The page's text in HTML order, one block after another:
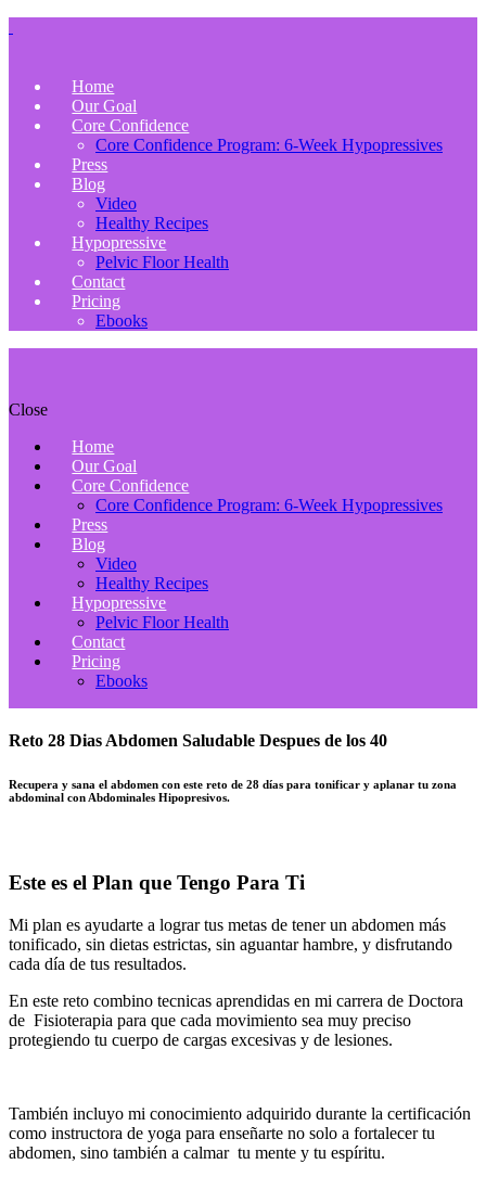
Home
Our Goal
Core Confidence
Core Confidence Program: 6-Week Hypopressives
Press
Blog
Video
Healthy Recipes
Hypopressive
Pelvic Floor Health
Contact
Pricing
Ebooks
Close
Home
Our Goal
Core Confidence
Core Confidence Program: 6-Week Hypopressives
Press
Blog
Video
Healthy Recipes
Hypopressive
Pelvic Floor Health
Contact
Pricing
Ebooks
Reto 28 Dias Abdomen Saludable Despues de los 40
Recupera y sana el abdomen con este reto de 28 días para tonificar y aplanar tu zona
abdominal con Abdominales Hipopresivos.
Este es el Plan que Tengo Para Ti
Mi plan es ayudarte a lograr tus metas de tener un abdomen más
tonificado, sin dietas estrictas, sin aguantar hambre, y disfrutando
cada día de tus resultados.
En este reto combino tecnicas aprendidas en mi carrera de Doctora
de Fisioterapia para que cada movimiento sea muy preciso
protegiendo tu cuerpo de cargas excesivas y de lesiones.
También incluyo mi conocimiento adquirido durante la certificación
como instructora de yoga para enseñarte no solo a fortalecer tu
abdomen, sino también a calmar tu mente y tu espíritu.